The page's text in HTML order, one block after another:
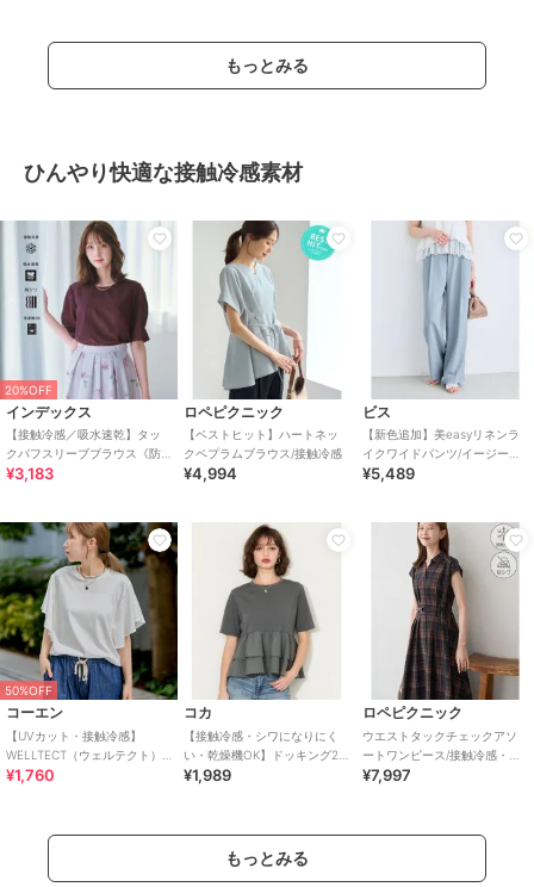
もっとみる
ひんやり快適な接触冷感素材
20%OFF
インデックス
【接触冷感／吸水速乾】タッ
クパフスリーブブラウス《防
シワ／洗濯機OK／XS～3L／
¥3,183
ロペピクニック
【ベストヒット】ハートネッ
クペプラムブラウス/接触冷感
¥4,994
ビス
【新色追加】美easyリネンラ
イクワイドパンツ/イージーケ
ア・接触冷感・セットアップ
¥5,489
50%OFF
コーエン
【UVカット・接触冷感】
WELLTECT（ウェルテクト）
USAコットン フレアスリーブ
¥1,760
コカ
【接触冷感・シワになりにく
い・乾燥機OK】ドッキング2
段フリルTシャツ 全2色
¥1,989
ロペピクニック
ウエストタックチェックアソ
ートワンピース/接触冷感・防
シワ・リンクコーデ
¥7,997
もっとみる